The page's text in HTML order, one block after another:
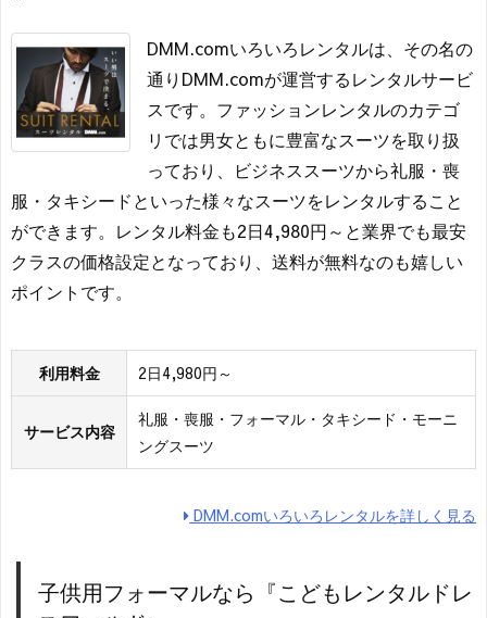
DMM.comいろいろレンタルは、その名の
通りDMM.comが運営するレンタルサービ
スです。ファッションレンタルのカテゴ
リでは男女ともに豊富なスーツを取り扱
っており、ビジネススーツから礼服・喪
服・タキシードといった様々なスーツをレンタルすること
ができます。レンタル料金も2日4,980円～と業界でも最安
クラスの価格設定となっており、送料が無料なのも嬉しい
ポイントです。
利用料金 2日4,980円～
サービス内容
礼服・喪服・フォーマル・タキシード・モーニ
ングスーツ
DMM.comいろいろレンタルを詳しく見る
子供用フォーマルなら『こどもレンタルドレ